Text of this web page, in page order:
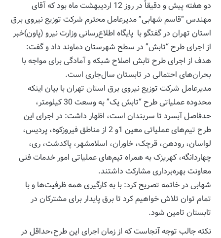
دو هفته پیش و دقیقاً در روز 12 اردیبهشت ماه بود که آقای
مهندس “قاسم شهابی” مدیرعامل محترم شرکت توزیع نیروی برق
استان تهران در گفتگو با پایگاه اطلاع‌رسانی وزارت نیرو (پاون)خبر
از اجرای طرح “تابش” در سطح شهرستان دماوند داد و گفت:
هدف از اجرای طرح تابش اصلاح شبکه و آمادگی برای مواجه با
بحران‌های احتمالی در تابستان سال‌جاری است.
مدیرعامل شرکت توزیع نیروی برق استان تهران با بیان اینکه
محدوده عملیاتی طرح “تابش یک” به وسعت 30 کیلومتر،
حدفاصل آبسرد تا سربندان است، اظهار داشت: در اجرای این
طرح تیم‌های عملیاتی معین 1و 2 از مناطق فیروزکوه، پردیس،
لواسان، رودهن، قرچک، خاوران، اسلامشهر، پاکدشت، ری،
چهاردانگه، کهریزک به همراه تیم‌های عملیاتی امور خدمات فنی
معاونت بهره‌برداری مشارکت داشتند.
شهابی در خاتمه تصریح کرد: با به کارگیری همه ظرفیت‌ها و با
تمام توان تلاش خواهیم کرد تا برق پایدار برای مشترکان در
تابستان تامین شود.
نکته جالب توجه آنجاست که از زمان اجرای این طرح،حداقل در